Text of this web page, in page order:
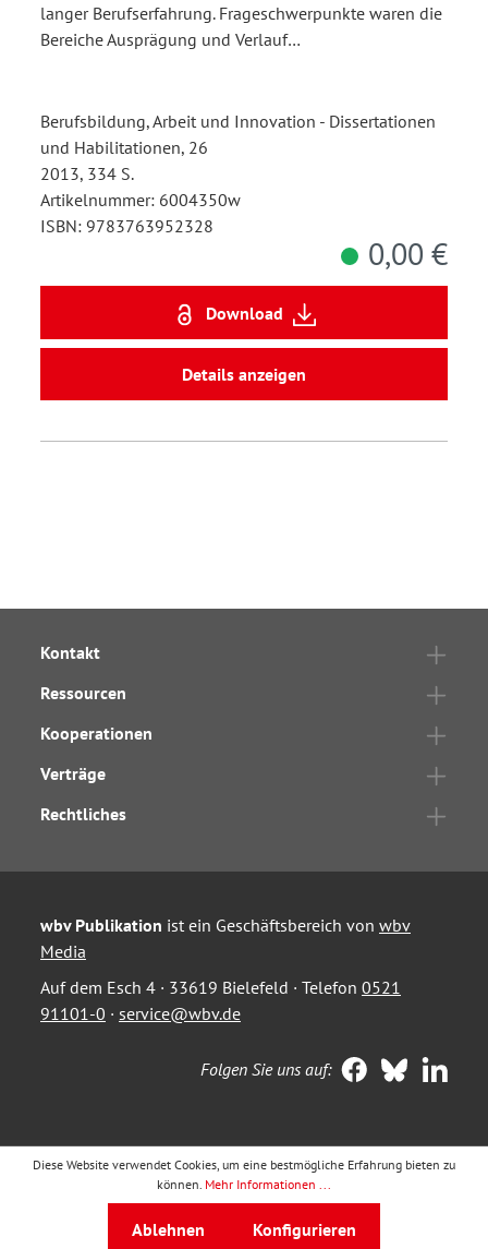
langer Berufserfahrung. Frageschwerpunkte waren die
Bereiche Ausprägung und Verlauf…
Berufsbildung, Arbeit und Innovation - Dissertationen
und Habilitationen, 26
2013, 334 S.
Artikelnummer: 6004350w
ISBN: 9783763952328
0,00 €
Download
Details anzeigen
Kontakt
Ressourcen
Kooperationen
Verträge
Rechtliches
wbv Publikation ist ein Geschäftsbereich von wbv
Media
Auf dem Esch 4 · 33619 Bielefeld · Telefon 0521
91101-0 · service@wbv.de
Folgen Sie uns auf:
Diese Website verwendet Cookies, um eine bestmögliche Erfahrung bieten zu
können. Mehr Informationen ...
Ablehnen Konfigurieren